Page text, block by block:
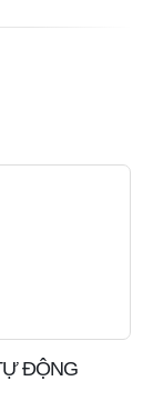
ĐỘNG